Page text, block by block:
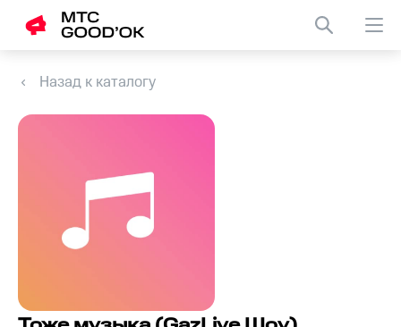
Назад к каталогу